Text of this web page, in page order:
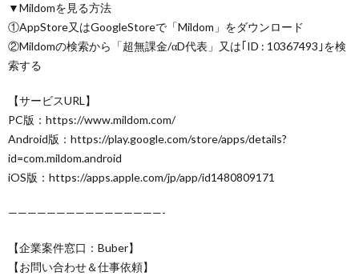
▼Mildomを見る方法
①AppStore又はGoogleStoreで「Mildom」をダウンロード
②Mildomの検索から「超無課金/αD代表」又は｢ID : 10367493｣を検
索する
【サービスURL】
PC版：https://www.mildom.com/
Android版：https://play.google.com/store/apps/details?
id=com.mildom.android
iOS版：https://apps.apple.com/jp/app/id1480809171
————————————————-
【企業案件窓口：Buber】
【お問い合わせ＆仕事依頼】